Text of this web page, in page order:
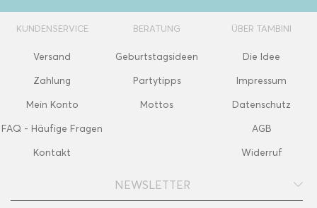
KUNDENSERVICE
Versand
Zahlung
Mein Konto
FAQ - Häufige Fragen
Kontakt
BERATUNG
Geburtstagsideen
Partytipps
Mottos
ÜBER TAMBINI
Die Idee
Impressum
Datenschutz
AGB
Widerruf
NEWSLETTER